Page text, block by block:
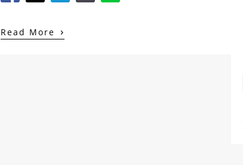
Read More ›